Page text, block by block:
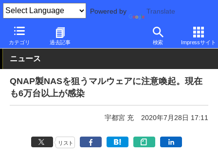
Powered by Translate
カテゴリ 過去記事 検索 Impressサイト
PC Watch 半導体/周辺機器
ニュース
QNAP製NASを狙うマルウェアに注意喚起。現在
も6万台以上が感染
宇都宮 充 2020年7月28日 17:11
リスト